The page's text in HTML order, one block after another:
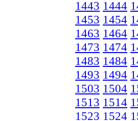
1443 1444
1453 1454
1463 1464
1473 1474
1483 1484
1493 1494
1503 1504
1513 1514
1523 1524